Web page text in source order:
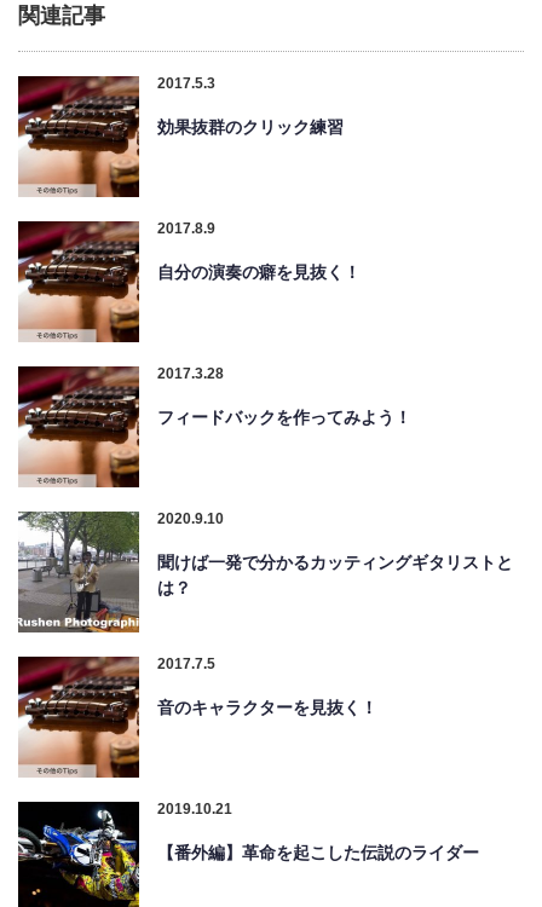
関連記事
2017.5.3
効果抜群のクリック練習
2017.8.9
自分の演奏の癖を見抜く！
2017.3.28
フィードバックを作ってみよう！
2020.9.10
聞けば一発で分かるカッティングギタリストと
は？
2017.7.5
音のキャラクターを見抜く！
2019.10.21
【番外編】革命を起こした伝説のライダー